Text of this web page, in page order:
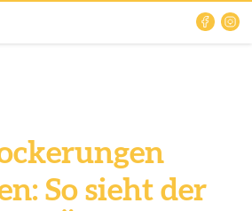
So sieht der